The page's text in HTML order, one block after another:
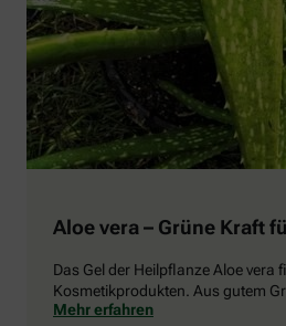
Aloe vera – Grüne Kraft
Das Gel der Heilpflanze Aloe vera
Kosmetikprodukten. Aus gutem
Mehr erfahren